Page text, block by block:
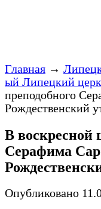
Главная →
ый Липецкий
преподобного
Рождественский
В воскресной
Серафима
Опубликовано